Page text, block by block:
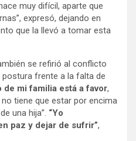
muy difícil, aparte que
expresó, dejando en
que la llevó a tomar esta
se refirió al conflicto
frente a la falta de
de mi familia está a favor,
tiene que estar por encima
una hija”. “Yo
paz y dejar de sufrir”,